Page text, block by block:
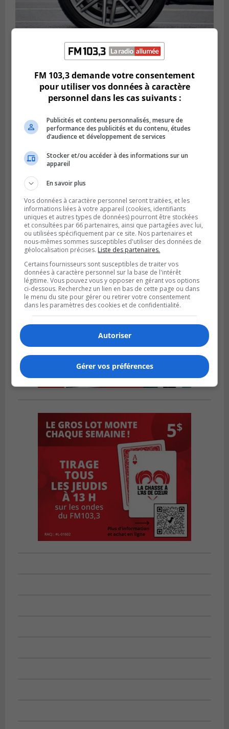
Publié le 6 août 2026 à 11h58
Des jeunes ciblent la Montérégie pour
le Défi écrou de roue
Publié le 6 août 2026 à 05h39
La grenade du camping du lac Cristal était
inoffensive
FM 103,3 demande votre consentement
pour utiliser vos données à caractère
personnel dans les cas suivants :
Publicités et contenu personnalisés, mesure de
performance des publicités et du contenu, études
d’audience et développement de services
Stocker et/ou accéder à des informations sur un
appareil
En savoir plus
Vos données à caractère personnel seront traitées, et les
informations liées à votre appareil (cookies, identifiants
uniques et autres types de données) pourront être stockées
et consultées par 66 partenaires, ainsi que partagées avec lui,
ou utilisées spécifiquement par ce site. Nos partenaires et
nous-mêmes sommes susceptibles d'utiliser des données de
géolocalisation précises. Liste des partenaires.
Certains fournisseurs sont susceptibles de traiter vos
données à caractère personnel sur la base de l'intérêt
légitime. Vous pouvez vous y opposer en gérant vos options
ci-dessous. Recherchez un lien en bas de cette page ou dans
le menu du site pour gérer ou retirer votre consentement
dans les paramètres des cookies et de confidentialité.
Autoriser
Gérer vos préférences